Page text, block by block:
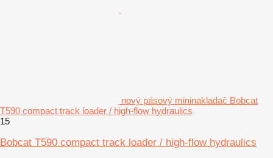
nový pásový mininakladač Bobcat
T590 compact track loader / high-flow hydraulics
15
Bobcat T590 compact track loader / high-flow hydraulics